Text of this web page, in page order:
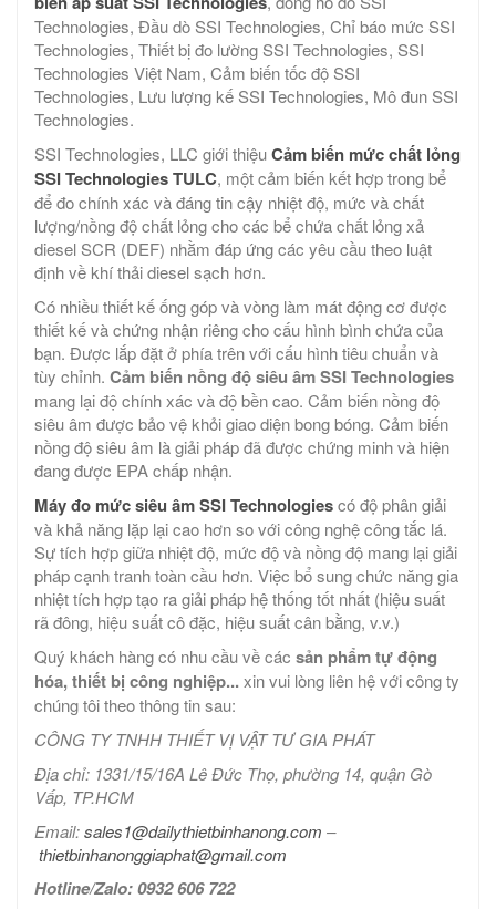
Technologies, Đầu dò SSI Technologies, Chỉ báo mức SSI
Technologies, Thiết bị đo lường SSI Technologies, SSI
Technologies Việt Nam, Cảm biến tốc độ SSI
Technologies, Lưu lượng kế SSI Technologies, Mô đun SSI
Technologies.
SSI Technologies, LLC giới thiệuCảm biến mức chất lỏng
SSI Technologies TULC, một cảm biến kết hợp trong bể
để đo chính xác và đáng tin cậy nhiệt độ, mức và chất
lượng/nồng độ chất lỏng cho các bể chứa chất lỏng xả
diesel SCR (DEF) nhằm đáp ứng các yêu cầu theo luật
định về khí thải diesel sạch hơn.
Có nhiều thiết kế ống góp và vòng làm mát động cơ được
thiết kế và chứng nhận riêng cho cấu hình bình chứa của
bạn. Được lắp đặt ở phía trên với cấu hình tiêu chuẩn và
tùy chỉnh. Cảm biến nồng độ siêu âm SSI Technologies
mang lại độ chính xác và độ bền cao. Cảm biến nồng độ
siêu âm được bảo vệ khỏi giao diện bong bóng. Cảm biến
nồng độ siêu âm là giải pháp đã được chứng minh và hiện
đang được EPA chấp nhận.
Máy đo mức siêu âm SSI Technologiescó độ phân giải
và khả năng lặp lại cao hơn so với công nghệ công tắc lá.
Sự tích hợp giữa nhiệt độ, mức độ và nồng độ mang lại giải
pháp cạnh tranh toàn cầu hơn. Việc bổ sung chức năng gia
nhiệt tích hợp tạo ra giải pháp hệ thống tốt nhất (hiệu suất
rã đông, hiệu suất cô đặc, hiệu suất cân bằng, v.v.)
Quý khách hàng có nhu cầu về các sản phẩm tự động
hóa, thiết bị công nghiệp...xin vui lòng liên hệ với công ty
chúng tôi theo thông tin sau:
CÔNG TY TNHH THIẾT VỊ VẬT TƯ GIA PHÁT
Địa chỉ: 1331/15/16A Lê Đức Thọ, phường 14, quận Gò
Vấp, TP.HCM
Email:sales1@dailythietbinhanong.com –
thietbinhanonggiaphat@gmail.com
Hotline/Zalo: 0932 606 722